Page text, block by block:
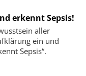
erkennt Sepsis!
aller
ein und
Sepsis“.